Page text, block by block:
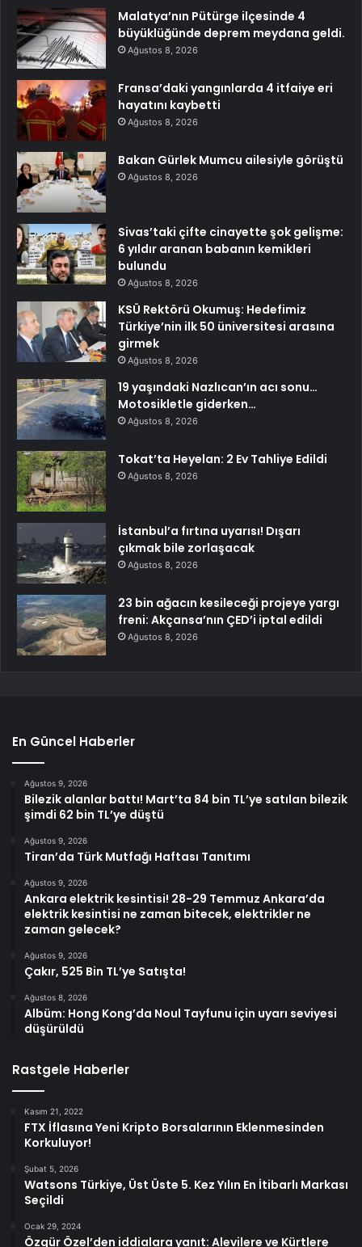
Malatya’nın Pütürge ilçesinde 4
büyüklüğünde deprem meydana geldi.
Ağustos 8, 2026
Fransa’daki yangınlarda 4 itfaiye eri
hayatını kaybetti
Ağustos 8, 2026
Bakan Gürlek Mumcu ailesiyle görüştü
Ağustos 8, 2026
Sivas’taki çifte cinayette şok gelişme:
6 yıldır aranan babanın kemikleri
bulundu
Ağustos 8, 2026
KSÜ Rektörü Okumuş: Hedefimiz
Türkiye’nin ilk 50 üniversitesi arasına
girmek
Ağustos 8, 2026
19 yaşındaki Nazlıcan’ın acı sonu…
Motosikletle giderken…
Ağustos 8, 2026
Tokat’ta Heyelan: 2 Ev Tahliye Edildi
Ağustos 8, 2026
İstanbul’a fırtına uyarısı! Dışarı
çıkmak bile zorlaşacak
Ağustos 8, 2026
23 bin ağacın kesileceği projeye yargı
freni: Akçansa’nın ÇED’i iptal edildi
Ağustos 8, 2026
En Güncel Haberler
Ağustos 9, 2026
Bilezik alanlar battı! Mart’ta 84 bin TL’ye satılan bilezik
şimdi 62 bin TL’ye düştü
Ağustos 9, 2026
Tiran’da Türk Mutfağı Haftası Tanıtımı
Ağustos 9, 2026
Ankara elektrik kesintisi! 28-29 Temmuz Ankara’da
elektrik kesintisi ne zaman bitecek, elektrikler ne
zaman gelecek?
Ağustos 9, 2026
Çakır, 525 Bin TL’ye Satışta!
Ağustos 8, 2026
Albüm: Hong Kong’da Noul Tayfunu için uyarı seviyesi
düşürüldü
Rastgele Haberler
Kasım 21, 2022
FTX İflasına Yeni Kripto Borsalarının Eklenmesinden
Korkuluyor!
Şubat 5, 2026
Watsons Türkiye, Üst Üste 5. Kez Yılın En İtibarlı Markası
Seçildi
Ocak 29, 2024
Özgür Özel’den iddialara yanıt: Alevilere ve Kürtlere